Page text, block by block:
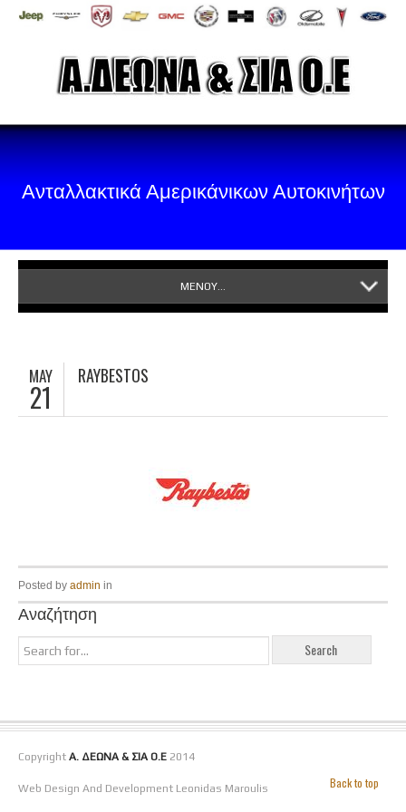
Ανταλλακτικά Αμερικάνικων Αυτοκινήτων
ΜΕΝΟΥ...
Back to top
MAY
21
RAYBESTOS
Posted by admin in
Αναζήτηση
Copyright Α. ΔΕΩΝΑ & ΣΙΑ Ο.Ε 2014
Web Design And Development Leonidas Maroulis